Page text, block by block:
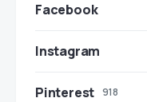
Facebook
Instagram
Pinterest 918